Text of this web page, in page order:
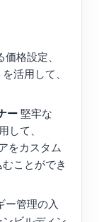
格設定、
活用して、
ー 堅牢な
して、
をカスタム
ことができ
ー管理の入